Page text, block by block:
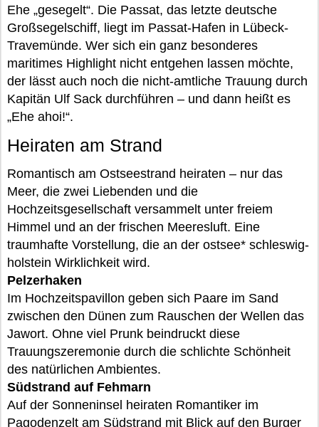
Ehe „gesegelt“. Die Passat, das letzte deutsche
Großsegelschiff, liegt im Passat-Hafen in Lübeck-
Travemünde. Wer sich ein ganz besonderes
maritimes Highlight nicht entgehen lassen möchte,
der lässt auch noch die nicht-amtliche Trauung durch
Kapitän Ulf Sack durchführen – und dann heißt es
„Ehe ahoi!“.
Heiraten am Strand
Romantisch am Ostseestrand heiraten – nur das
Meer, die zwei Liebenden und die
Hochzeitsgesellschaft versammelt unter freiem
Himmel und an der frischen Meeresluft. Eine
traumhafte Vorstellung, die an der ostsee* schleswig-
holstein Wirklichkeit wird.
Pelzerhaken
Im Hochzeitspavillon geben sich Paare im Sand
zwischen den Dünen zum Rauschen der Wellen das
Jawort. Ohne viel Prunk beindruckt diese
Trauungszeremonie durch die schlichte Schönheit
des natürlichen Ambientes.
Südstrand auf Fehmarn
Auf der Sonneninsel heiraten Romantiker im
Pagodenzelt am Südstrand mit Blick auf den Burger